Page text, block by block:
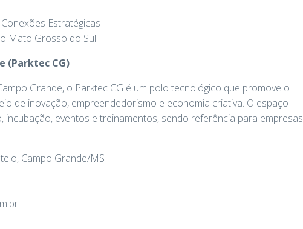
Estratégicas
Mato Grosso do Sul
(Parktec CG)
Grande, o Parktec CG é um polo tecnológico que promove o
de inovação, empreendedorismo e economia criativa. O espaço
eventos e treinamentos, sendo referência para empresas
Campo Grande/MS